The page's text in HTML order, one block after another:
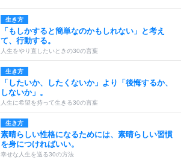
生き方
「もしかすると簡単なのかもしれない」と考え
て、行動する。
人生をやり直したいときの30の言葉
生き方
「したいか、したくないか」より「後悔するか、
しないか」。
人生に希望を持って生きる30の言葉
生き方
素晴らしい性格になるためには、素晴らしい習慣
を身につければいい。
幸せな人生を送る30の方法